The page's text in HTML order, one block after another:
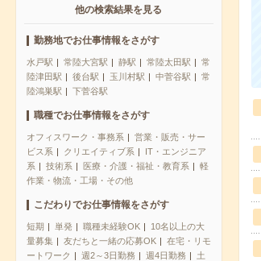
他の検索結果を見る
勤務地でお仕事情報をさがす
水戸駅 常陸大宮駅 静駅 常陸太田駅
常
陸津田駅
後台駅 玉川村駅 中菅谷駅
常
陸鴻巣駅
下菅谷駅
職種でお仕事情報をさがす
オフィスワーク・事務系
営業・販売・サー
ビス系
クリエイティブ系
IT・エンジニア
系
技術系 医療・介護・福祉・教育系
軽
作業・物流・工場・その他
こだわりでお仕事情報をさがす
短期 単発 職種未経験OK
10名以上の大
量募集
友だちと一緒の応募OK
在宅・リモ
ートワーク
週2～3日勤務 週4日勤務
土